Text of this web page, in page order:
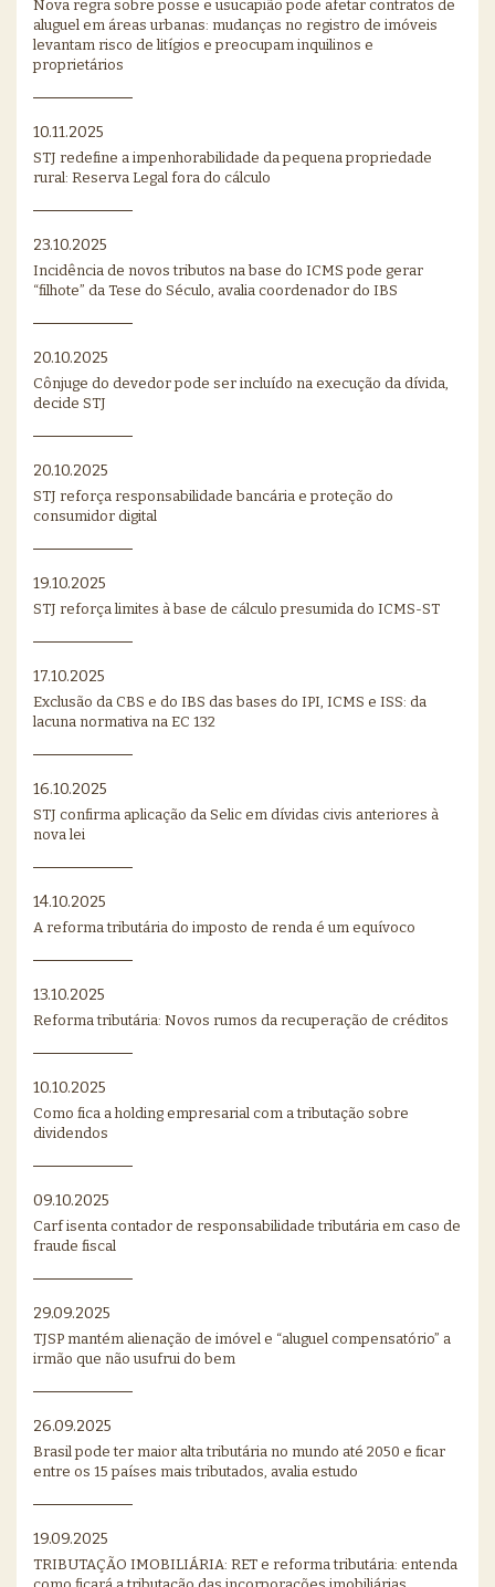
Nova regra sobre posse e usucapião pode afetar contratos de
aluguel em áreas urbanas: mudanças no registro de imóveis
levantam risco de litígios e preocupam inquilinos e
proprietários
10.11.2025
STJ redefine a impenhorabilidade da pequena propriedade
rural: Reserva Legal fora do cálculo
23.10.2025
Incidência de novos tributos na base do ICMS pode gerar
“filhote” da Tese do Século, avalia coordenador do IBS
20.10.2025
Cônjuge do devedor pode ser incluído na execução da dívida,
decide STJ
20.10.2025
STJ reforça responsabilidade bancária e proteção do
consumidor digital
19.10.2025
STJ reforça limites à base de cálculo presumida do ICMS-ST
17.10.2025
Exclusão da CBS e do IBS das bases do IPI, ICMS e ISS: da
lacuna normativa na EC 132
16.10.2025
STJ confirma aplicação da Selic em dívidas civis anteriores à
nova lei
14.10.2025
A reforma tributária do imposto de renda é um equívoco
13.10.2025
Reforma tributária: Novos rumos da recuperação de créditos
10.10.2025
Como fica a holding empresarial com a tributação sobre
dividendos
09.10.2025
Carf isenta contador de responsabilidade tributária em caso de
fraude fiscal
29.09.2025
TJSP mantém alienação de imóvel e “aluguel compensatório” a
irmão que não usufrui do bem
26.09.2025
Brasil pode ter maior alta tributária no mundo até 2050 e ficar
entre os 15 países mais tributados, avalia estudo
19.09.2025
TRIBUTAÇÃO IMOBILIÁRIA: RET e reforma tributária: entenda